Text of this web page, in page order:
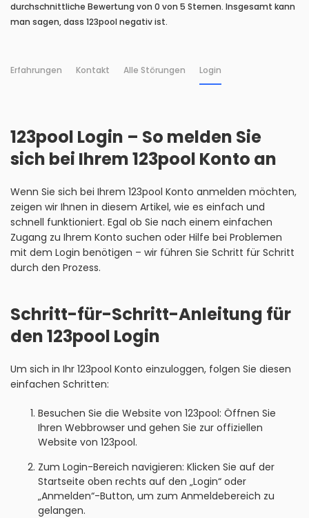
durchschnittliche Bewertung von 0 von 5 Sternen. Insgesamt kann
man sagen, dass 123pool negativ ist.
Erfahrungen Kontakt Alle Störungen Login
123pool Login – So melden Sie
sich bei Ihrem 123pool Konto an
Wenn Sie sich bei Ihrem 123pool Konto anmelden möchten,
zeigen wir Ihnen in diesem Artikel, wie es einfach und
schnell funktioniert. Egal ob Sie nach einem einfachen
Zugang zu Ihrem Konto suchen oder Hilfe bei Problemen
mit dem Login benötigen – wir führen Sie Schritt für Schritt
durch den Prozess.
Schritt-für-Schritt-Anleitung für
den 123pool Login
Um sich in Ihr 123pool Konto einzuloggen, folgen Sie diesen
einfachen Schritten:
Besuchen Sie die Website von 123pool: Öffnen Sie
Ihren Webbrowser und gehen Sie zur offiziellen
Website von 123pool.
Zum Login-Bereich navigieren: Klicken Sie auf der
Startseite oben rechts auf den „Login“ oder
„Anmelden“-Button, um zum Anmeldebereich zu
gelangen.